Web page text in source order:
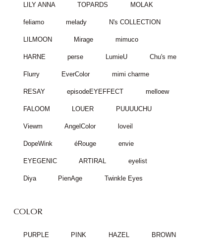
LILY ANNA TOPARDS MOLAK
feliamo melady N's COLLECTION
LILMOON Mirage mimuco
HARNE perse LumieU Chu's me
Flurry EverColor mimi charme
RESAY episodeEYEFFECT melloew
FALOOM LOUER PUUUUCHU
Viewm AngelColor loveil
DopeWink éRouge envie
EYEGENIC ARTIRAL eyelist
Diya PienAge Twinkle Eyes
COLOR
PURPLE PINK HAZEL BROWN